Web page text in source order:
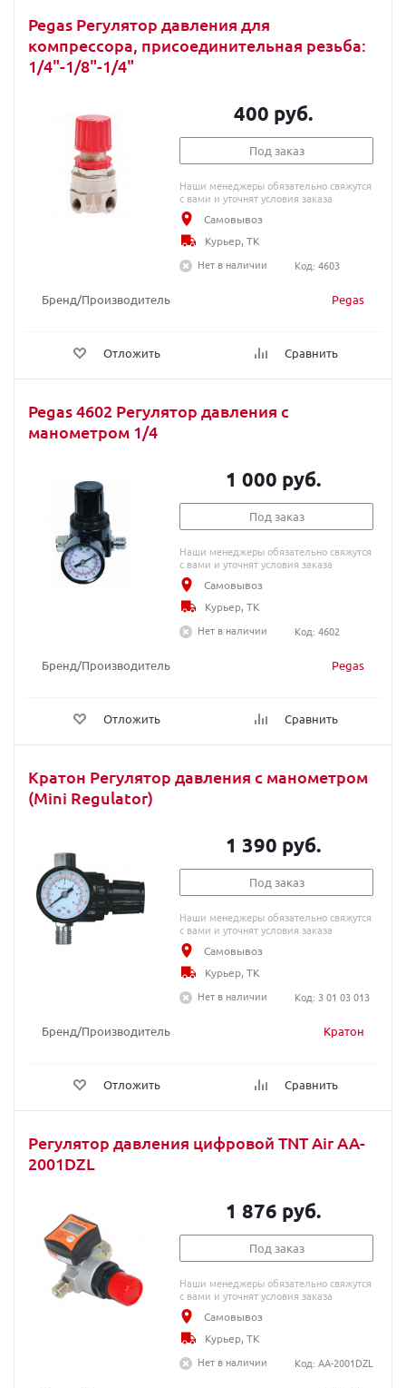
Pegas Регулятор давления для
компрессора, присоединительная резьба:
1/4"-1/8"-1/4"
Бренд/Производитель Pegas
Отложить Сравнить
400 руб.
Под заказ
Наши менеджеры обязательно свяжутся
с вами и уточнят условия заказа
Самовывоз
Курьер, ТК
Нет в наличии
Код: 4603
Pegas 4602 Регулятор давления с
манометром 1/4
Бренд/Производитель Pegas
Отложить Сравнить
1 000 руб.
Под заказ
Наши менеджеры обязательно свяжутся
с вами и уточнят условия заказа
Самовывоз
Курьер, ТК
Нет в наличии
Код: 4602
Кратон Регулятор давления с манометром
(Mini Regulator)
Бренд/Производитель Кратон
Отложить Сравнить
1 390 руб.
Под заказ
Наши менеджеры обязательно свяжутся
с вами и уточнят условия заказа
Самовывоз
Курьер, ТК
Нет в наличии
Код: 3 01 03 013
Регулятор давления цифровой TNT Air AA-
2001DZL
1 876 руб.
Под заказ
Наши менеджеры обязательно свяжутся
с вами и уточнят условия заказа
Самовывоз
Курьер, ТК
Нет в наличии
Код: AA-2001DZL